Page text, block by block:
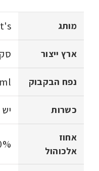
מותג
ארץ ייצור
נפח הבקבוק
כשרות
אחוז
אלכוהול